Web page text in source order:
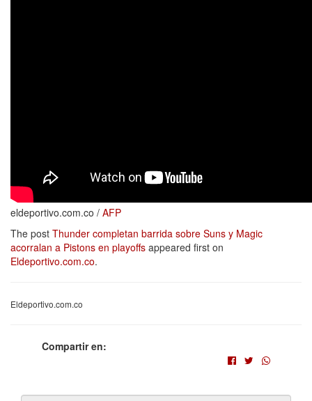
eldeportivo.com.co / AFP
The post Thunder completan barrida sobre Suns y Magic
acorralan a Pistons en playoffs appeared first on
Eldeportivo.com.co.
Eldeportivo.com.co
Compartir en: